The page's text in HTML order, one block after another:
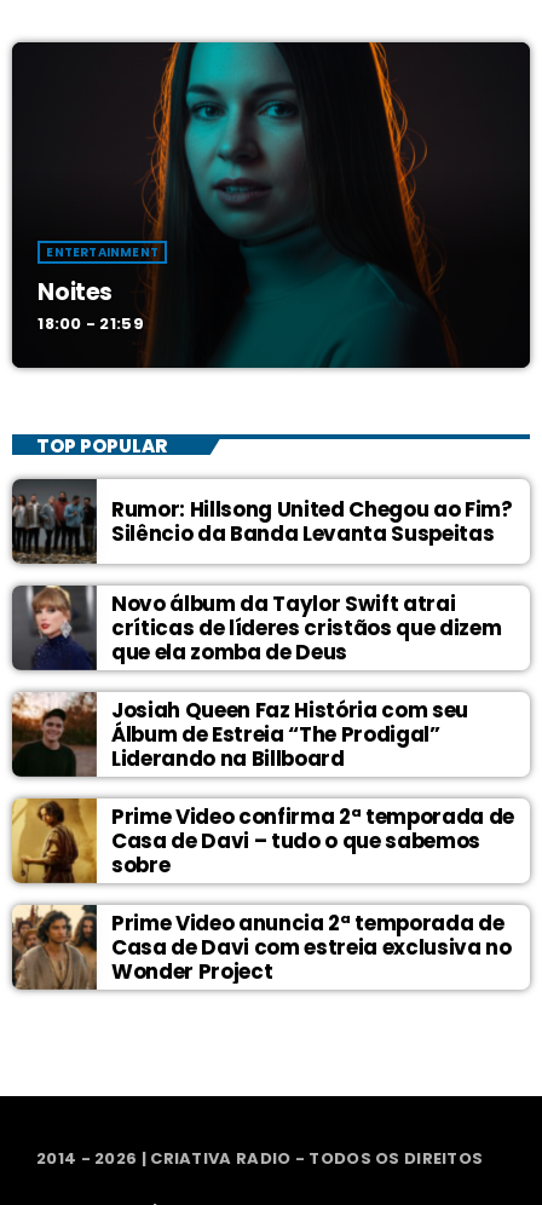
ENTERTAINMENT
Noites
18:00 - 21:59
TOP POPULAR
Rumor: Hillsong United Chegou ao Fim?
Silêncio da Banda Levanta Suspeitas
Novo álbum da Taylor Swift atrai
críticas de líderes cristãos que dizem
que ela zomba de Deus
Josiah Queen Faz História com seu
Álbum de Estreia “The Prodigal”
Liderando na Billboard
Prime Video confirma 2ª temporada de
Casa de Davi – tudo o que sabemos
sobre
Prime Video anuncia 2ª temporada de
Casa de Davi com estreia exclusiva no
Wonder Project
2014 - 2026 | CRIATIVA RADIO - TODOS OS DIREITOS